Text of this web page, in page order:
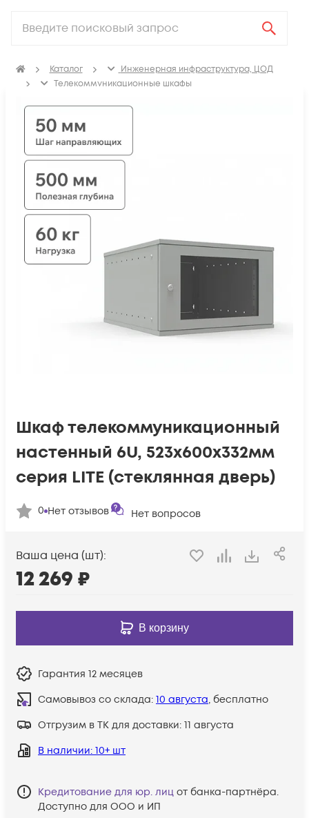
Каталог
Инженерная инфраструктура, ЦОД
Телекоммуникационные шкафы
Шкаф телекоммуникационный
настенный 6U, 523х600х332мм
серия LITE (стеклянная дверь)
0 Нет отзывов Нет вопросов
Ваша цена (шт):
12 269 ₽
В корзину
Гарантия 12 месяцев
Самовывоз со склада: 10 августа, бесплатно
Отгрузим в ТК для доставки: 11 августа
В наличии: 10+ шт
Кредитование для юр. лиц от банка-партнёра.
Доступно для ООО и ИП